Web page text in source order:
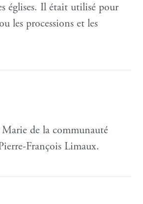
églises. Il était utilisé pour
les processions et les
de la communauté
François Limaux.